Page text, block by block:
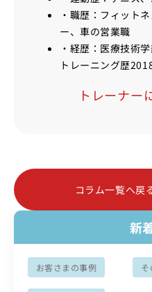
・職歴：フィット
ー、車の営業職
・経歴：医療技術
トレーニング歴
トレーナー
コラム一覧へ戻
新
お客さまの事例 そ